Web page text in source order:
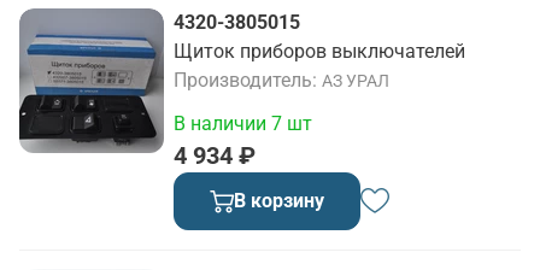
4320-3805015
Щиток приборов выключателей
Производитель АЗ УРАЛ
4 934 ₽
В наличии 7 шт
В корзину